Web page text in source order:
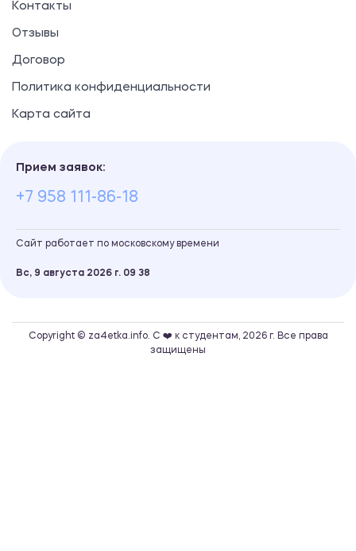
Контакты
Отзывы
Договор
Политика конфиденциальности
Карта сайта
Прием заявок:
+7 958 111-86-18
Сайт работает по московскому времени
Вс, 9 августа 2026 г. 09 38
Copyright © za4etka.info. С ❤️ к студентам, 2026 г. Все права
защищены